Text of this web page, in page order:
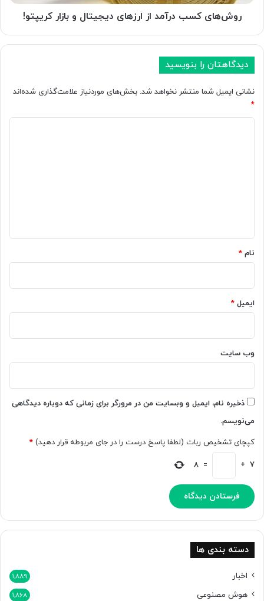
کریپتو!
روش‌های کسب درآمد از ارزهای دیجیتال و بازار کریپتو!
دیدگاهتان را بنویسید
نشانی ایمیل شما منتشر نخواهد شد. بخش‌های موردنیاز علامت‌گذاری شده‌اند
*
نام *
ایمیل *
وب‌ سایت
ذخیره نام، ایمیل و وبسایت من در مرورگر برای زمانی که دوباره دیدگاهی
می‌نویسم.
کپچای تشخیص ربات (لطفا پاسخ درست را در جای مربوطه قرار دهید) *
7
+
=
8
دسته بندی ها
اخبار 1,889
هوش مصنوعی 1,868